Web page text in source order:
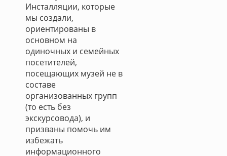
Инсталляции, которые
мы создали,
ориентированы в
основном на
одиночных и семейных
посетителей,
посещающих музей не в
составе
организованных групп
(то есть без
экскурсовода), и
призваны помочь им
избежать
информационного